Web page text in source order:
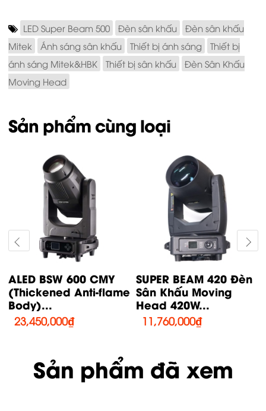
LED Super Beam 500 Đèn sân khấu
Đèn sân khấu
Mitek
Ánh sáng sân khấu Thiết bị ánh sáng
Thiết bị
ánh sáng Mitek&HBK
Thiết bị sân khấu
Đèn Sân Khấu
Moving Head
Sản phẩm cùng loại
ALED BSW 600 CMY
(Thickened Anti-flame
Body)...
23,450,000₫
SUPER BEAM 420 Đèn
Sân Khấu Moving
Head 420W...
11,760,000₫
Sản phẩm đã xem